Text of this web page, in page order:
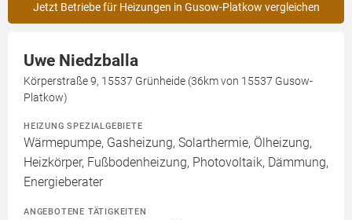
Jetzt Betriebe für Heizungen in Gusow-Platkow vergleichen
Uwe Niedzballa
Körperstraße 9, 15537 Grünheide (36km von 15537 Gusow-
Platkow)
HEIZUNG SPEZIALGEBIETE
Wärmepumpe, Gasheizung, Solarthermie, Ölheizung,
Heizkörper, Fußbodenheizung, Photovoltaik, Dämmung,
Energieberater
ANGEBOTENE TÄTIGKEITEN